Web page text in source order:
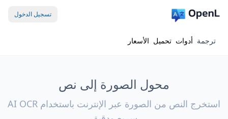
تسجيل الدخول
ترجمة أدوات تحميل الأسعار
محول الصورة إلى نص
استخرج النص من الصورة عبر الإنترنت باستخدام AI OCR